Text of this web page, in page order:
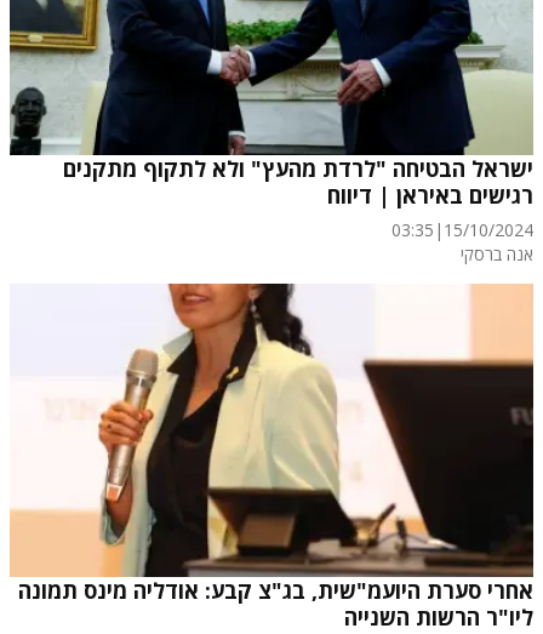
ישראל הבטיחה "לרדת מהעץ" ולא לתקוף מתקנים
רגישים באיראן | דיווח
15/10/2024
|
03:35
אנה ברסקי
אחרי סערת היועמ"שית, בג"צ קבע: אודליה מינס תמונה
ליו"ר הרשות השנייה